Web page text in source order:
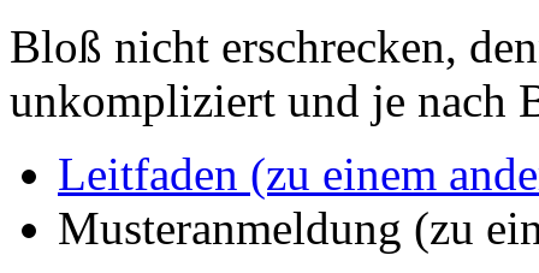
Bloß nicht erschrecken,
unkompliziert und je nach
Leitfaden (zu einem
Musteranmeldung (zu